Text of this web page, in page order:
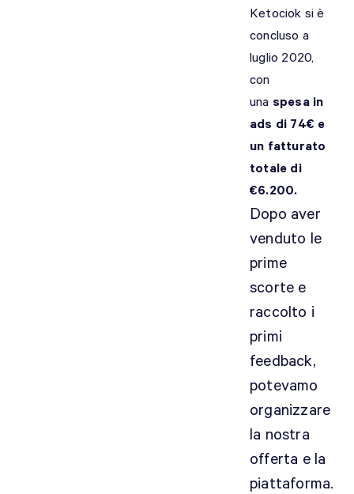
Ketociok si è
concluso a
luglio 2020,
con
una spesa in
ads di 74€ e
un fatturato
totale di
€6.200.
Dopo aver
venduto le
prime
scorte e
raccolto i
primi
feedback,
potevamo
organizzare
la nostra
offerta e la
piattaforma.